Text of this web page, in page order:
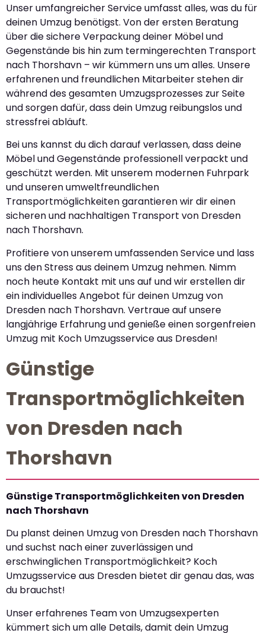
Unser umfangreicher Service umfasst alles, was du für
deinen Umzug benötigst. Von der ersten Beratung
über die sichere Verpackung deiner Möbel und
Gegenstände bis hin zum termingerechten Transport
nach Thorshavn – wir kümmern uns um alles. Unsere
erfahrenen und freundlichen Mitarbeiter stehen dir
während des gesamten Umzugsprozesses zur Seite
und sorgen dafür, dass dein Umzug reibungslos und
stressfrei abläuft.
Bei uns kannst du dich darauf verlassen, dass deine
Möbel und Gegenstände professionell verpackt und
geschützt werden. Mit unserem modernen Fuhrpark
und unseren umweltfreundlichen
Transportmöglichkeiten garantieren wir dir einen
sicheren und nachhaltigen Transport von Dresden
nach Thorshavn.
Profitiere von unserem umfassenden Service und lass
uns den Stress aus deinem Umzug nehmen. Nimm
noch heute Kontakt mit uns auf und wir erstellen dir
ein individuelles Angebot für deinen Umzug von
Dresden nach Thorshavn. Vertraue auf unsere
langjährige Erfahrung und genieße einen sorgenfreien
Umzug mit Koch Umzugsservice aus Dresden!
Günstige
Transportmöglichkeiten
von Dresden nach
Thorshavn
Günstige Transportmöglichkeiten von Dresden
nach Thorshavn
Du planst deinen Umzug von Dresden nach Thorshavn
und suchst nach einer zuverlässigen und
erschwinglichen Transportmöglichkeit? Koch
Umzugsservice aus Dresden bietet dir genau das, was
du brauchst!
Unser erfahrenes Team von Umzugsexperten
kümmert sich um alle Details, damit dein Umzug